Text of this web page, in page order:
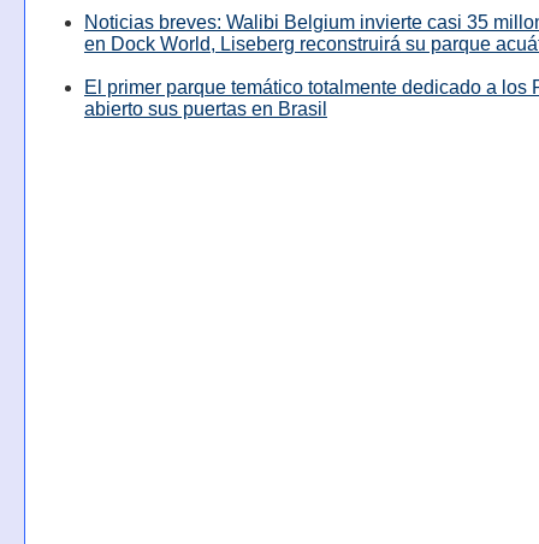
Noticias breves: Walibi Belgium invierte casi 35
en Dock World, Liseberg reconstruirá su parque
El primer parque temático totalmente dedicado a los
abierto sus puertas en Brasil